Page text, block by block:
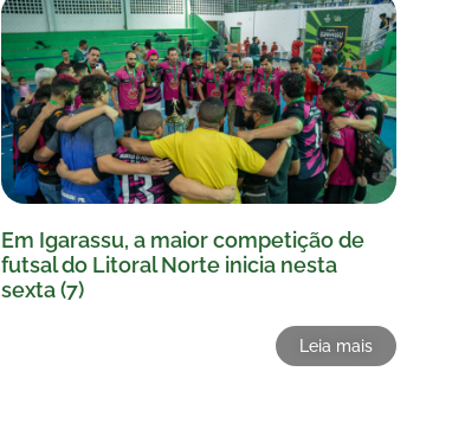
Em Igarassu, a maior competição de
futsal do Litoral Norte inicia nesta
sexta (7)
Leia mais